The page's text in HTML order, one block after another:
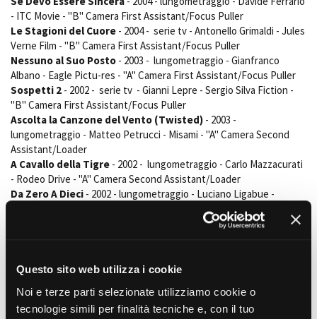
Questo sito web utilizza i cookie
Noi e terze parti selezionate utilizziamo cookie o
tecnologie simili per finalità tecniche e, con il tuo
- ITC Movie - "B" Camera First Assistant/Focus Puller
Le Stagioni del Cuore - 2004 - serie tv - Antonello Grimaldi - Jules
Verne Film - "B" Camera First Assistant/Focus Puller
Nessuno al Suo Posto - 2003 - lungometraggio - Gianfranco
Albano - Eagle Pictu-res - "A" Camera First Assistant/Focus Puller
Sospetti 2 - 2002 - serie tv - Gianni Lepre - Sergio Silva Fiction -
"B" Camera First Assistant/Focus Puller
Ascolta la Canzone del Vento (Twisted) - 2003 -
lungometraggio - Matteo Petrucci - Misami - "A" Camera Second
Assistant/Loader
A Cavallo della Tigre - 2002 - lungometraggio - Carlo Mazzacurati
- Rodeo Drive - "A" Camera Second Assistant/Loader
Da Zero A Dieci - 2002 - lungometraggio - Luciano Ligabue -
Fandango - "A" Ca-mera Second Assistant/Loader
- 2002 - lungometraggio - Enrico Carlesi - Esagono - "A"
Film - "A" Ca-mera Second Assistant/Loader
"A" Camera Second Assistant/Loader
Non Ho Sonno- 2001 - lungometraggio - Dario Argento - Opera